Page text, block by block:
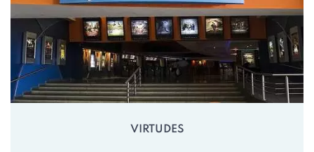
VIRTUDES